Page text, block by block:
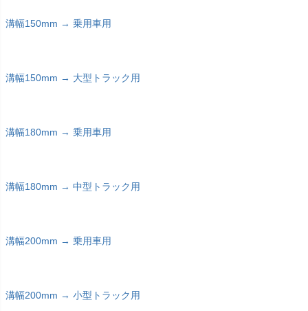
溝幅150mm → 乗用車用
溝幅150mm → 大型トラック用
溝幅180mm → 乗用車用
溝幅180mm → 中型トラック用
溝幅200mm → 乗用車用
溝幅200mm → 小型トラック用